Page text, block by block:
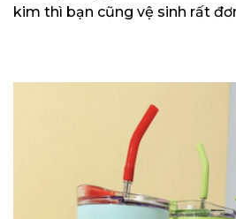
kim thì bạn cũng vệ sinh rất